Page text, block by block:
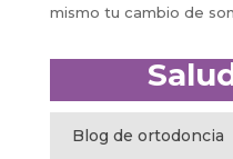
mismo tu cambio de
Blog de ortodoncia